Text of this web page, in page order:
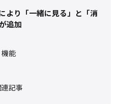
より「一緒に見る」と「消
追加
機能
記事